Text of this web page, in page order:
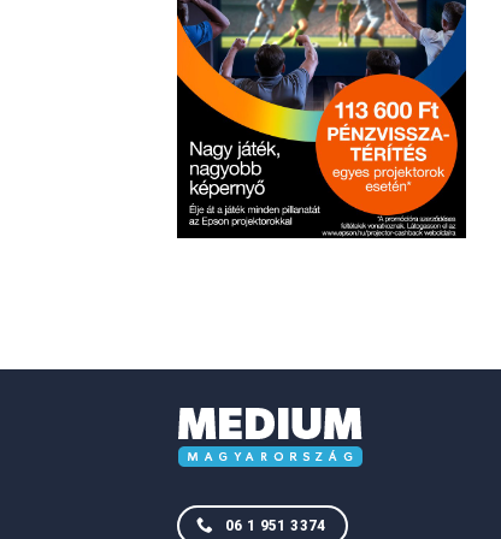
06 1 951 3374